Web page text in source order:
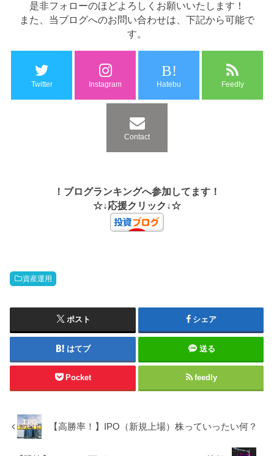
是非フォローのほどよろしくお願いいたします！
また、当ブログへのお問い合わせは、下記から可能で
す。
Twitter Instagram
B!
Hatebu Feedly
Contact
！ブログランキングへ参加してます！
☆↓応援クリック↓☆
資産運用
ポスト シェア
はてブ 送る
Pocket feedly
【高勝率！】IPO（新規上場）株っていったい何？